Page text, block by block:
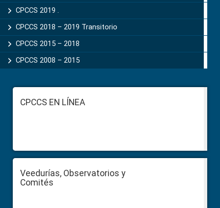
CPCCS 2019 .
CPCCS 2018 – 2019 Transitorio
CPCCS 2015 – 2018
CPCCS 2008 – 2015
FooterCPCCS EN LÍNEA
Veedurías, Observatorios y
Comités